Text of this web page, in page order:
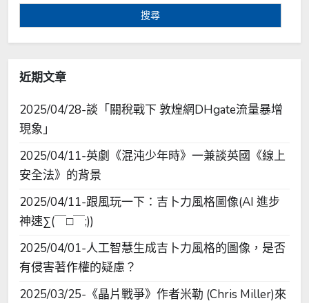
近期文章
2025/04/28-談「關稅戰下 敦煌網DHgate流量暴增
現象」
2025/04/11-英劇《混沌少年時》一兼談英國《線上
安全法》的背景
2025/04/11-跟風玩一下：吉卜力風格圖像(AI 進步
神速∑(￣□￣;))
2025/04/01-人工智慧生成吉卜力風格的圖像，是否
有侵害著作權的疑慮？
2025/03/25-《晶片戰爭》作者米勒 (Chris Miller)來